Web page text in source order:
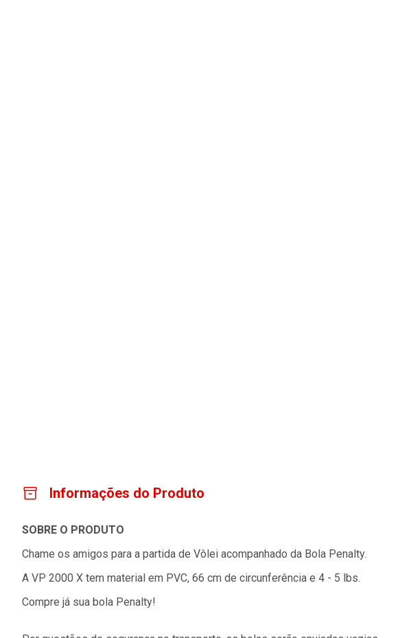
Informações do Produto
SOBRE O PRODUTO
Chame os amigos para a partida de Vôlei acompanhado da Bola Penalty.
A VP 2000 X tem material em PVC, 66 cm de circunferência e 4 - 5 lbs.
Compre já sua bola Penalty!